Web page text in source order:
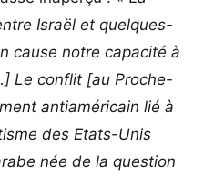
Israël et quelques-
cause notre capacité à
Le conflit [au Proche-
antiaméricain lié à
des Etats-Unis
née de la question